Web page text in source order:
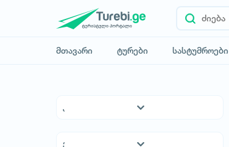
მთავარი ტურები სასტუმროები
4* სასტუმროები